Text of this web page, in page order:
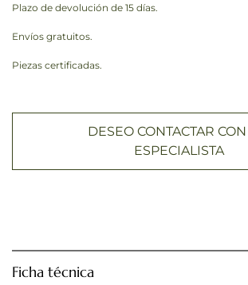
Plazo de devolución de 15 días.
Envíos gratuitos.
Piezas certificadas.
DESEO CONTACTAR
ESPECIALISTA
Ficha técnica